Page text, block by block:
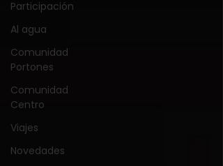
Participación
Al agua
Comunidad
Portones
Comunidad
Centro
Viajes
Novedades